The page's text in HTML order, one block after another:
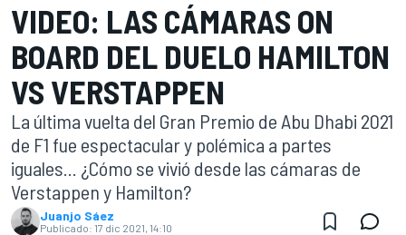
VIDEO: LAS CÁMARAS ON
BOARD DEL DUELO HAMILTON
VS VERSTAPPEN
La última vuelta del Gran Premio de Abu Dhabi 2021
de F1 fue espectacular y polémica a partes
iguales... ¿Cómo se vivió desde las cámaras de
Verstappen y Hamilton?
Juanjo Sáez
Publicado: 17 dic 2021, 14:10